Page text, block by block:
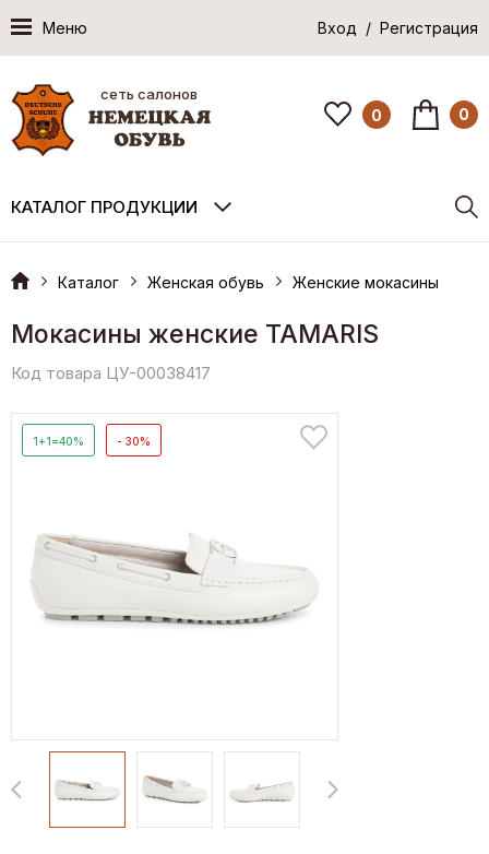
Меню Вход / Регистрация
сеть салонов
0 0
КАТАЛОГ ПРОДУКЦИИ
Каталог Женская обувь Женские мокасины
Мокасины женские TAMARIS
Код товара ЦУ-00038417
1+1=40% - 30%